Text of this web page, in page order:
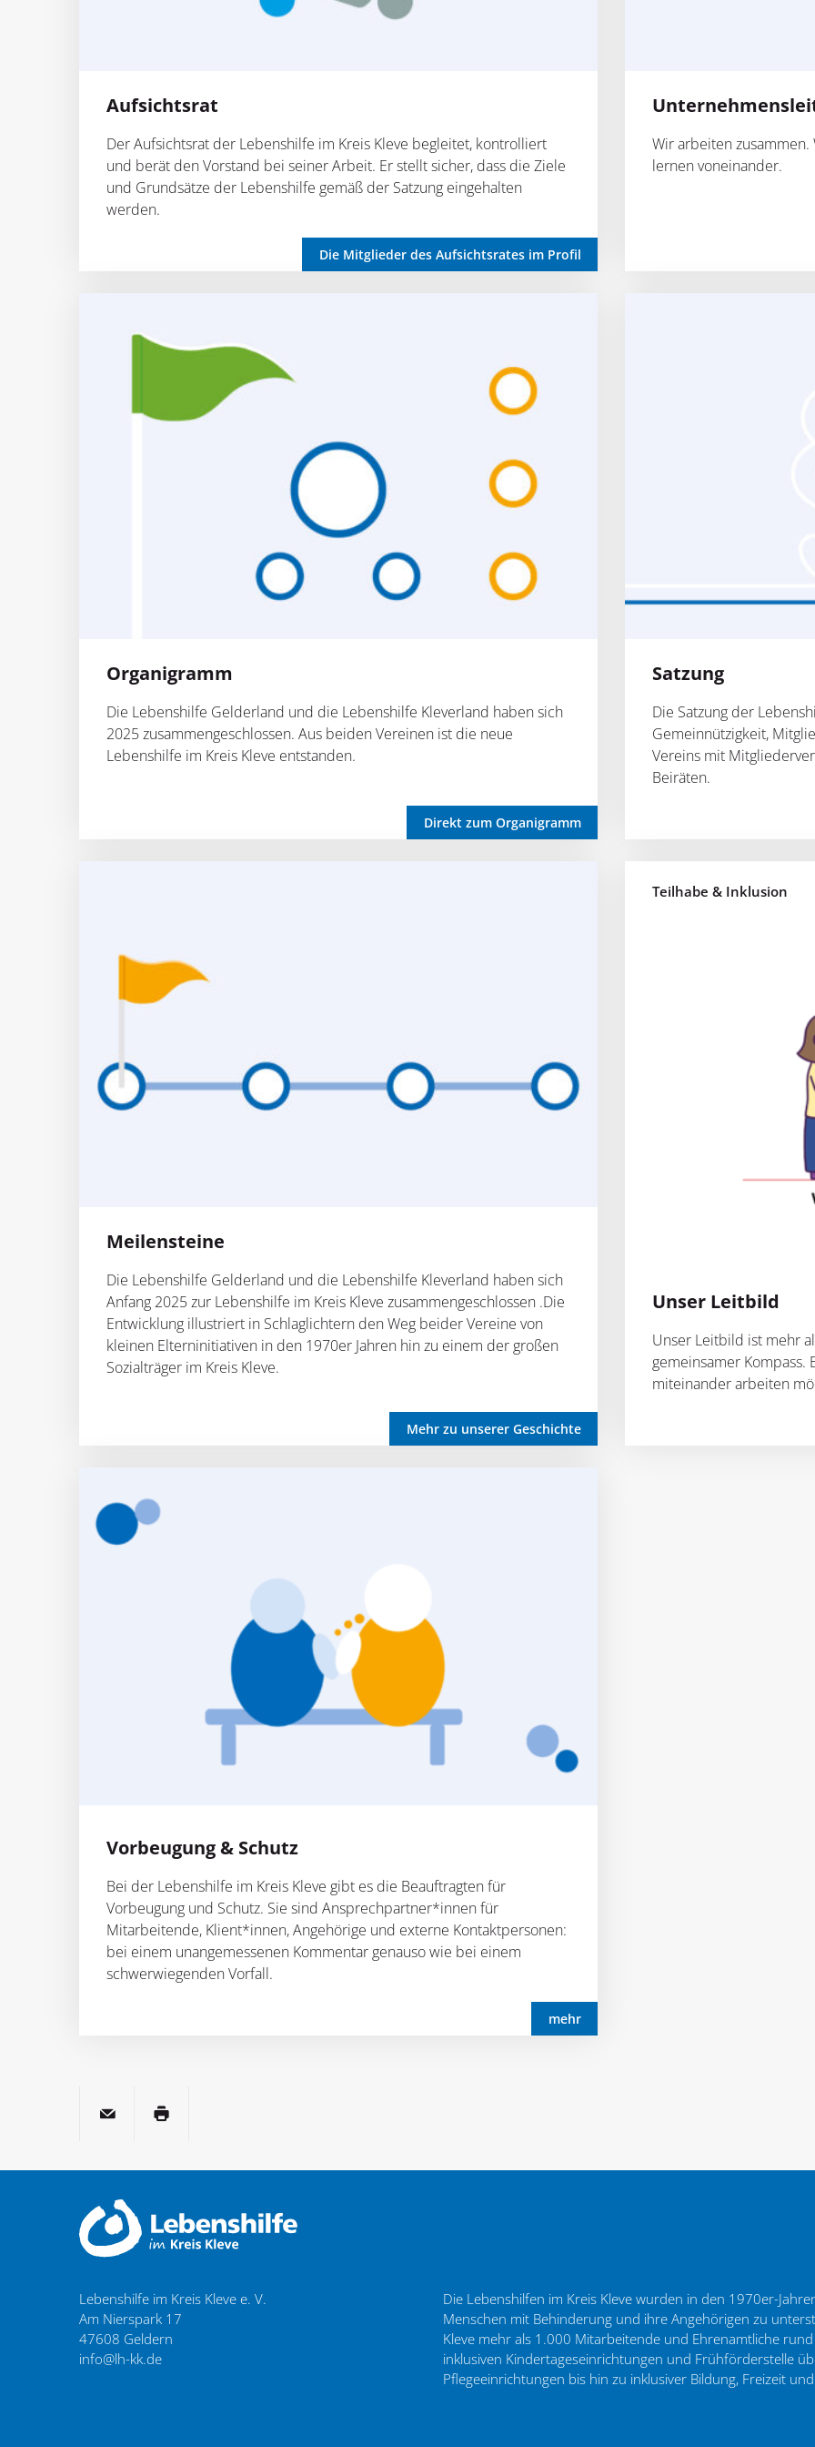
Aufsichtsrat
Der Aufsichtsrat der Lebenshilfe im Kreis Kleve begleitet, kontrolliert
und berät den Vorstand bei seiner Arbeit. Er stellt sicher, dass die Ziele
und Grundsätze der Lebenshilfe gemäß der Satzung eingehalten
werden.
Die Mitglieder des Aufsichtsrates im Profil
Wir arbeiten
lernen voneinander.
Organigramm
Die Lebenshilfe Gelderland und die Lebenshilfe Kleverland haben sich
2025 zusammengeschlossen. Aus beiden Vereinen ist die neue
Lebenshilfe im Kreis Kleve entstanden.
Direkt zum Organigramm
Satzung
Die Satzung der
Gemeinnützigkeit,
Vereins mit
Beiräten.
Meilensteine
Die Lebenshilfe Gelderland und die Lebenshilfe Kleverland haben sich
Anfang 2025 zur Lebenshilfe im Kreis Kleve zusammengeschlossen .Die
Entwicklung illustriert in Schlaglichtern den Weg beider Vereine von
kleinen Elterninitiativen in den 1970er Jahren hin zu einem der großen
Sozialträger im Kreis Kleve.
Mehr zu unserer Geschichte
Teilhabe & Inklusion
Unser Leitbild
Unser Leitbild ist mehr
gemeinsamer Kompass.
miteinander arbeiten
Vorbeugung & Schutz
Bei der Lebenshilfe im Kreis Kleve gibt es die Beauftragten für
Vorbeugung und Schutz. Sie sind Ansprechpartner*innen für
Mitarbeitende, Klient*innen, Angehörige und externe Kontaktpersonen:
bei einem unangemessenen Kommentar genauso wie bei einem
schwerwiegenden Vorfall.
mehr
per E-MailSeite drucken
Lebenshilfe im Kreis Kleve e. V.
Am Nierspark 17
47608 Geldern
info@lh-kk.de
Die Lebenshilfen im Kreis Kleve wurden in den 1970er-
Menschen mit Behinderung und ihre Angehörigen zu
Kleve mehr als 1.000 Mitarbeitende und Ehrenamtliche
inklusiven Kindertageseinrichtungen und Frühförderstelle
Pflegeeinrichtungen bis hin zu inklusiver Bildung, Freizeit